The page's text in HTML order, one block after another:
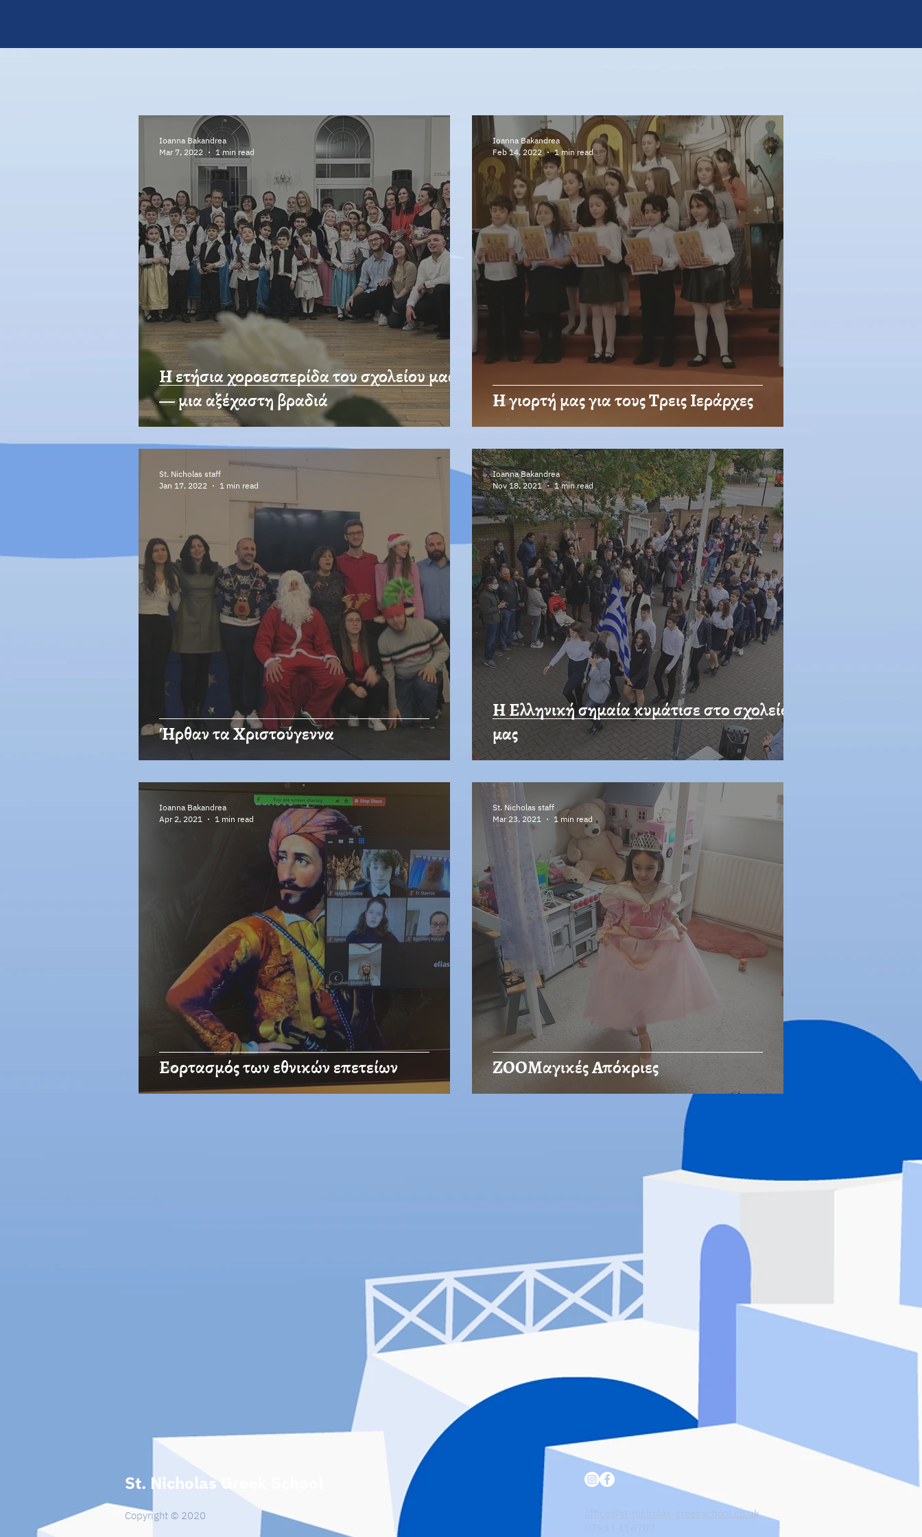
Η ετήσια χοροεσπερίδα του σχολείου μας
— μια αξέχαστη βραδιά
Ioanna Bakandrea
Mar 7, 2022
1 min read
Η γιορτή μας για τους Τρεις Ιεράρχες
Ioanna Bakandrea
Feb 14, 2022
1 min read
Ήρθαν τα Χριστούγεννα
St. Nicholas staff
Jan 17, 2022
1 min read
Η Ελληνική σημαία κυμάτισε στο σχολείο
μας
Ioanna Bakandrea
Nov 18, 2021
1 min read
Εορτασμός των εθνικών επετείων
Ioanna Bakandrea
Apr 2, 2021
1 min read
ΖΟΟΜαγικές Απόκριες
St. Nicholas staff
Mar 23, 2021
1 min read
St. Nicholas Greek School
Copyright © 2020
office@st-nicholas-greekschool.co.uk
07933 116707